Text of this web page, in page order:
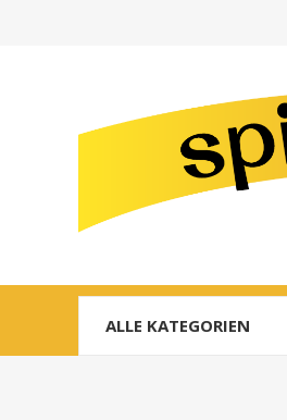
ALLE KATEGORIEN